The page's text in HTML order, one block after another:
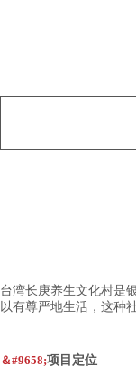
台湾长庚养生文化村是
以有尊严地生活，这种
＆#9658;项目定位